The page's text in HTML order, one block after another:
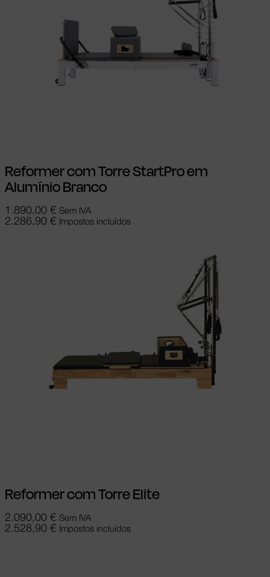
Reformer com Torre StartPro em
Alumínio Branco
1.890,00 € Sem IVA
2.286,90 € Impostos incluídos
Reformer com Torre Elite
2.090,00 € Sem IVA
2.528,90 € Impostos incluídos